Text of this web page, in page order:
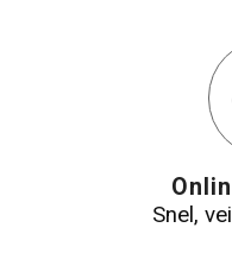
Snel,